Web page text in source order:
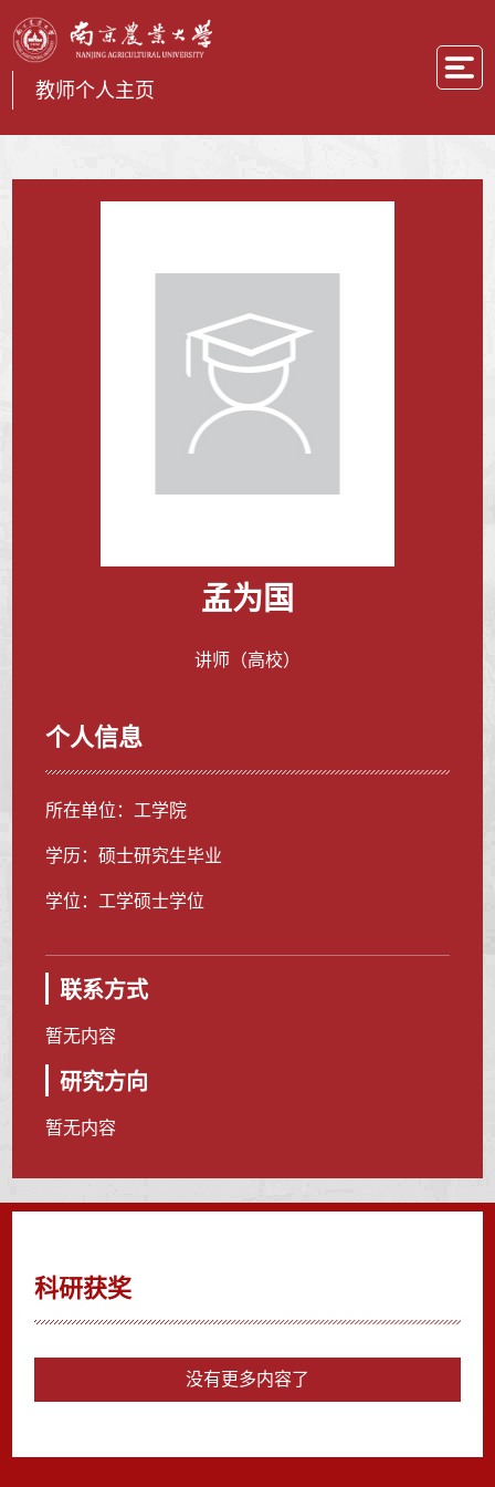
教师个人主页
孟为国
讲师（高校）
个人信息
所在单位：工学院
学历：硕士研究生毕业
学位：工学硕士学位
联系方式
暂无内容
研究方向
暂无内容
科研获奖
没有更多内容了